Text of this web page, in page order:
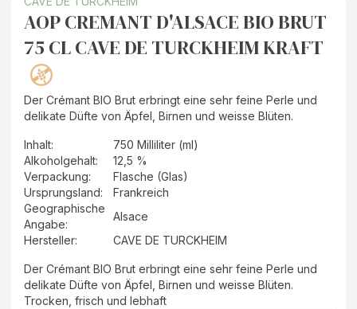
AOP CREMANT D'ALSACE BIO BRUT
75 CL CAVE DE TURCKHEIM KRAFT
Der Crémant BIO Brut erbringt eine sehr feine Perle und
delikate Düfte von Äpfel, Birnen und weisse Blüten.
Inhalt:
750 Milliliter (ml)
Alkoholgehalt:
12,5 %
Verpackung:
Flasche (Glas)
Ursprungsland:
Frankreich
Geographische
Angabe:
Alsace
Hersteller: CAVE DE TURCKHEIM
Der Crémant BIO Brut erbringt eine sehr feine Perle und
delikate Düfte von Äpfel, Birnen und weisse Blüten.
Trocken, frisch und lebhaft